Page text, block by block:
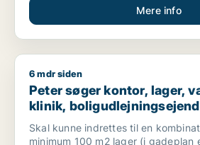
Mere info
Peter søger kontor, lager,
6 mdr siden
Peter søger kontor, lager,
klinik,
produktionslokaler til salg i
Frederiksberg, Østerbro
Skal kunne indrettes til en
minimum 100 m2 lager (i gadeplan